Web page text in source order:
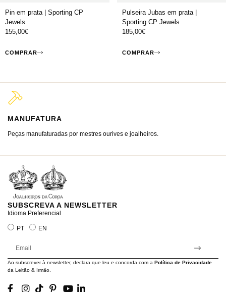
Pin em prata | Sporting CP
Jewels
155,00€
COMPRAR
Pulseira Jubas em prata |
Sporting CP Jewels
185,00€
COMPRAR
MANUFATURA
Peças manufaturadas por mestres ourives e joalheiros.
SUBSCREVA A NEWSLETTER
Idioma Preferencial
PT EN
Ao subscrever à newsletter, declara que leu e concorda com a Política de Privacidade
da Leitão & Irmão.